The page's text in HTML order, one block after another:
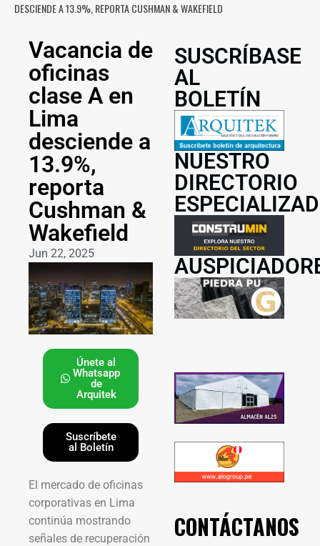
DESCIENDE A 13.9%, REPORTA CUSHMAN & WAKEFIELD
Vacancia de
oficinas
clase A en
Lima
desciende a
13.9%,
reporta
Cushman &
Wakefield
Jun 22, 2025
Únete al
Whatsapp
de
Arquitek
Suscríbete
al Boletín
El mercado de oficinas
corporativas en Lima
continúa mostrando
señales de recuperación
SUSCRÍBASE
AL
BOLETÍN
NUESTRO
DIRECTORIO
CONTÁCTANOS